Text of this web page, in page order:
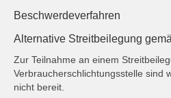
Mein Account
Datenschutz
Beschwerdeverfahren
Alternative Streitbeilegung
Zur Teilnahme an einem
Verbraucherschlichtungsstelle sind
nicht bereit.